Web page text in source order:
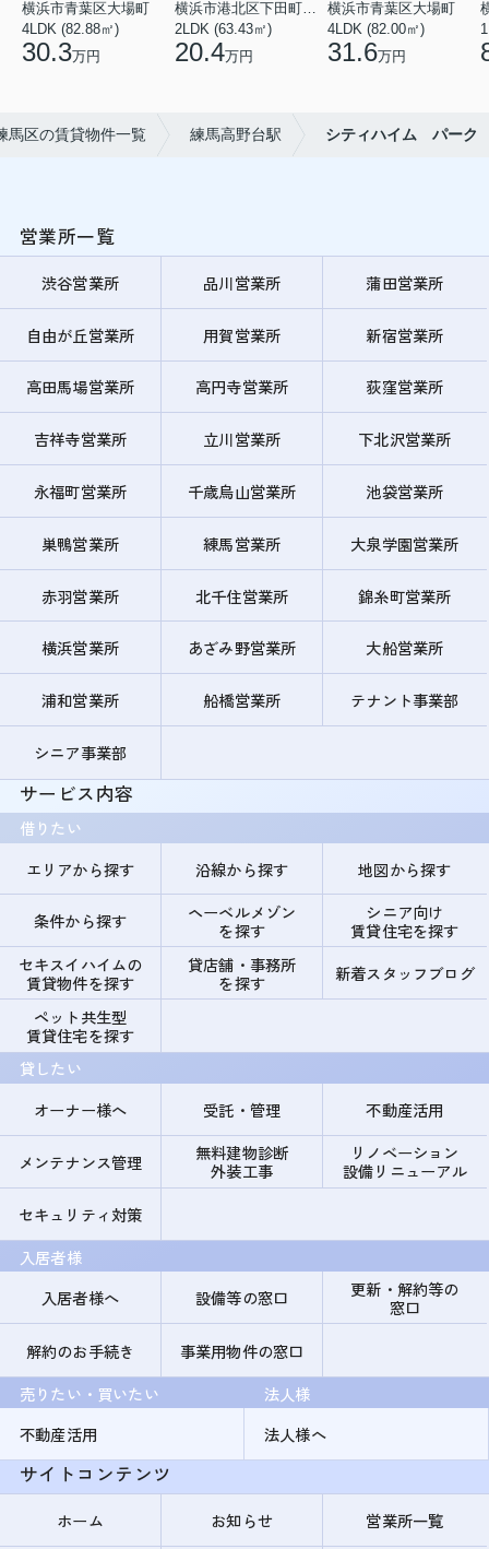
横浜市青葉区大場町
4LDK (82.88㎡)
30.3万円
横浜市港北区下田町２丁目
2LDK (63.43㎡)
20.4万円
横浜市青葉区大場町
4LDK (82.00㎡)
31.6万円
馬区の賃貸物件一覧 練馬高野台駅 シティハイム パーク
営業所一覧
渋谷営業所 品川営業所 蒲田営業所
自由が丘営業所 用賀営業所 新宿営業所
高田馬場営業所 高円寺営業所 荻窪営業所
吉祥寺営業所 立川営業所 下北沢営業所
永福町営業所 千歳烏山営業所 池袋営業所
巣鴨営業所 練馬営業所 大泉学園営業所
赤羽営業所 北千住営業所 錦糸町営業所
横浜営業所 あざみ野営業所 大船営業所
浦和営業所 船橋営業所 テナント事業部
シニア事業部
サービス内容
借りたい
エリアから探す
沿線から探す 地図から探す
条件から探す
ヘーベルメゾン
を探す
シニア向け
賃貸住宅を探す
セキスイハイムの
賃貸物件を探す
貸店舗・事務所
を探す
新着スタッフブログ
ペット共生型
賃貸住宅を探す
貸したい
オーナー様へ
受託・管理 不動産活用
メンテナンス管理
無料建物診断
外装工事
リノベーション
設備リニューアル
セキュリティ対策
入居者様
入居者様へ
設備等の窓口
更新・解約等の
窓口
解約のお手続き
事業用物件の窓口
売りたい・買いたい
不動産活用
法人様
法人様へ
サイトコンテンツ
ホーム お知らせ 営業所一覧